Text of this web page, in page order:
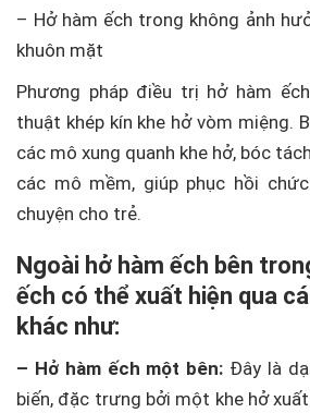
– Hở hàm ếch trong không ảnh
khuôn mặt
Phương pháp điều trị hở hàm
thuật khép kín khe hở vòm miệng.
các mô xung quanh khe hở, bóc
các mô mềm, giúp phục hồi
chuyện cho trẻ.
Ngoài hở hàm ếch bên
ếch có thể xuất hiện qua
khác như:
– Hở hàm ếch một bên: Đây là
biến, đặc trưng bởi một khe hở